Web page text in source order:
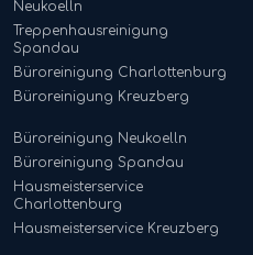
Neukoelln
Treppenhausreinigung
Spandau
Büroreinigung Charlottenburg
Büroreinigung Kreuzberg
Büroreinigung Neukoelln
Büroreinigung Spandau
Hausmeisterservice
Charlottenburg
Hausmeisterservice Kreuzberg